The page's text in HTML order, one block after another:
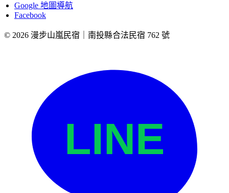
Google 地圖導航
Facebook
© 2026 漫步山嵐民宿｜南投縣合法民宿 762 號
LINE